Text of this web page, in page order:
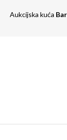
Aukcijska kuća